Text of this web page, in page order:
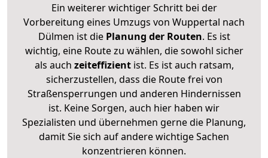
Ein weiterer wichtiger Schritt bei der
Vorbereitung eines Umzugs von Wuppertal nach
Dülmen ist diePlanung der Routen. Es ist
wichtig, eine Route zu wählen, die sowohl sicher
als auch zeiteffizientist. Es ist auch ratsam,
sicherzustellen, dass die Route frei von
Straßensperrungen und anderen Hindernissen
ist. Keine Sorgen, auch hier haben wir
Spezialisten und übernehmen gerne die Planung,
damit Sie sich auf andere wichtige Sachen
konzentrieren können.